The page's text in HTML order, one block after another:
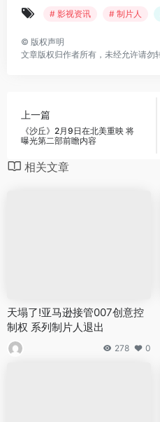
# 影视资讯 # 制片人
© 版权声明
文章版权归作者所有，未经允许请勿
上一篇
《沙丘》2月9日在北美重映 将
曝光第二部前瞻内容
相关文章
天塌了!亚马逊接管007创意控
制权 系列制片人退出
278 0